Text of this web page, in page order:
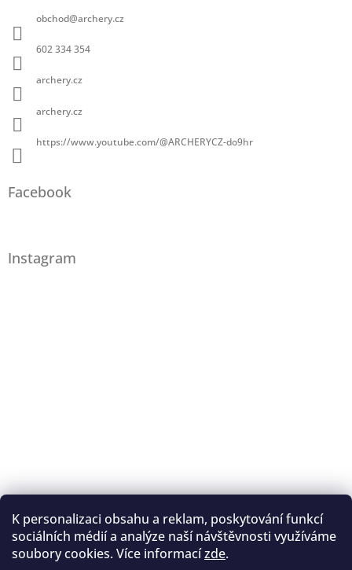
K personalizaci obsahu a reklam, poskytování funkcí
sociálních médií a analýze naší návštěvnosti využíváme
soubory cookies. Více informacízde.
obchod@archery.cz
602 334 354
archery.cz
archery.cz
https://www.youtube.com/@ARCHERYCZ-do9hr
Facebook
Instagram
Sledovat na Instagramu